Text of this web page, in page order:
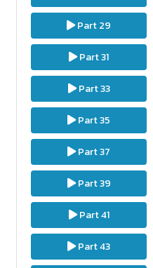
Part 29
Part 31
Part 33
Part 35
Part 37
Part 39
Part 41
Part 43